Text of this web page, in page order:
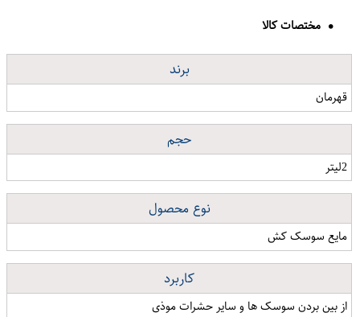
مختصات کالا
برند
قهرمان
حجم
2لیتر
نوع محصول
مایع سوسک کش
کاربرد
از بین بردن سوسک ها و سایر حشرات موذی